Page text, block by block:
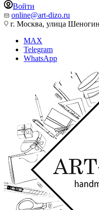
Войти
online@art-dizo.ru
г. Москва, улица
MAX
Telegram
WhatsApp